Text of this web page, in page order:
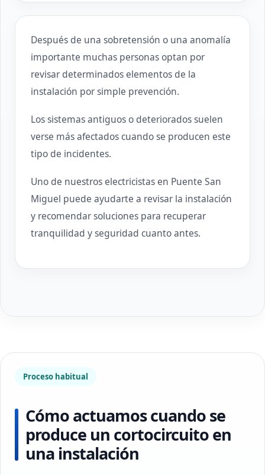
Después de una sobretensión o una anomalía
importante muchas personas optan por
revisar determinados elementos de la
instalación por simple prevención.
Los sistemas antiguos o deteriorados suelen
verse más afectados cuando se producen este
tipo de incidentes.
Uno de nuestros electricistas en Puente San
Miguel puede ayudarte a revisar la instalación
y recomendar soluciones para recuperar
tranquilidad y seguridad cuanto antes.
Proceso habitual
Cómo actuamos cuando se
produce un cortocircuito en
una instalación